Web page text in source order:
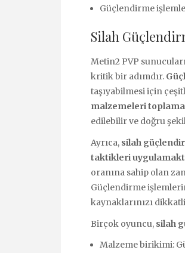
Güçlendirme
Silah
Metin2 PVP
kritik bir adımdır.
taşıyabilmesi için
malzemeleri
edilebilir ve doğru
Ayrıca, silah
taktikleri
oranına sahip olan
Güçlendirme
kaynaklarınızı
Birçok oyuncu, silah
Malzeme birikimi: